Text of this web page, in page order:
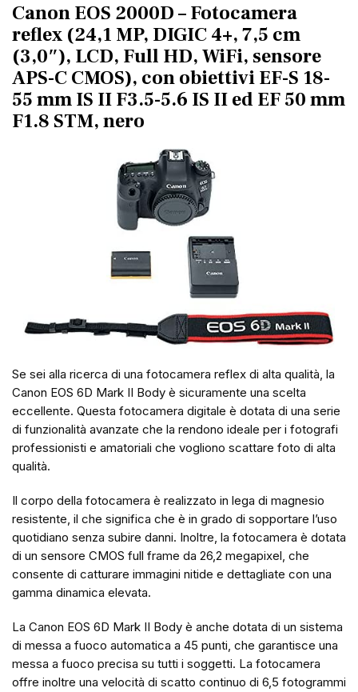
Canon EOS 2000D – Fotocamera
reflex (24,1 MP, DIGIC 4+, 7,5 cm
(3,0″), LCD, Full HD, WiFi, sensore
APS-C CMOS), con obiettivi EF-S 18-
55 mm IS II F3.5-5.6 IS II ed EF 50 mm
F1.8 STM, nero
Se sei alla ricerca di una fotocamera reflex di alta qualità, la
Canon EOS 6D Mark II Body è sicuramente una scelta
eccellente. Questa fotocamera digitale è dotata di una serie
di funzionalità avanzate che la rendono ideale per i fotografi
professionisti e amatoriali che vogliono scattare foto di alta
qualità.
Il corpo della fotocamera è realizzato in lega di magnesio
resistente, il che significa che è in grado di sopportare l’uso
quotidiano senza subire danni. Inoltre, la fotocamera è dotata
di un sensore CMOS full frame da 26,2 megapixel, che
consente di catturare immagini nitide e dettagliate con una
gamma dinamica elevata.
La Canon EOS 6D Mark II Body è anche dotata di un sistema
di messa a fuoco automatica a 45 punti, che garantisce una
messa a fuoco precisa su tutti i soggetti. La fotocamera
offre inoltre una velocità di scatto continuo di 6,5 fotogrammi